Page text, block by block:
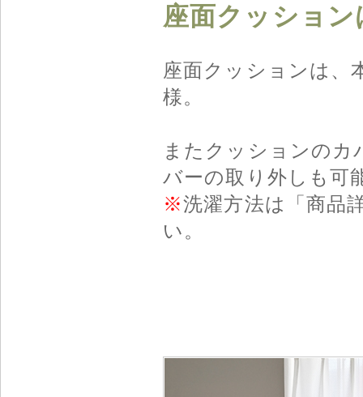
座面クッショ
座面クッションは、
様。
またクッションの
バーの取り外しも可
※洗濯方法は「商品
い。